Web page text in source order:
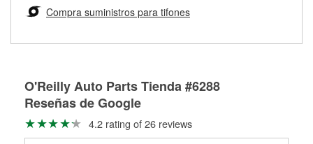
Más información sobre el Programa de Préstamo de
medirán tus tambores o discos para determinar si pueden
ser rectificados con seguridad. Si tus tambores o discos no
partes de reemplazo correctas para tu reparación.
Compra suministros para tifones
O'Reilly Auto Parts Tienda #6288
Reseñas de Google
4.2 rating of 26 reviews